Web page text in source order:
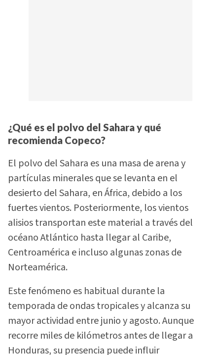
¿Qué es el polvo del Sahara y qué
recomienda Copeco?
El polvo del Sahara es una masa de arena y
partículas minerales que se levanta en el
desierto del Sahara, en África, debido a los
fuertes vientos. Posteriormente, los vientos
alisios transportan este material a través del
océano Atlántico hasta llegar al Caribe,
Centroamérica e incluso algunas zonas de
Norteamérica.
Este fenómeno es habitual durante la
temporada de ondas tropicales y alcanza su
mayor actividad entre junio y agosto. Aunque
recorre miles de kilómetros antes de llegar a
Honduras, su presencia puede influir